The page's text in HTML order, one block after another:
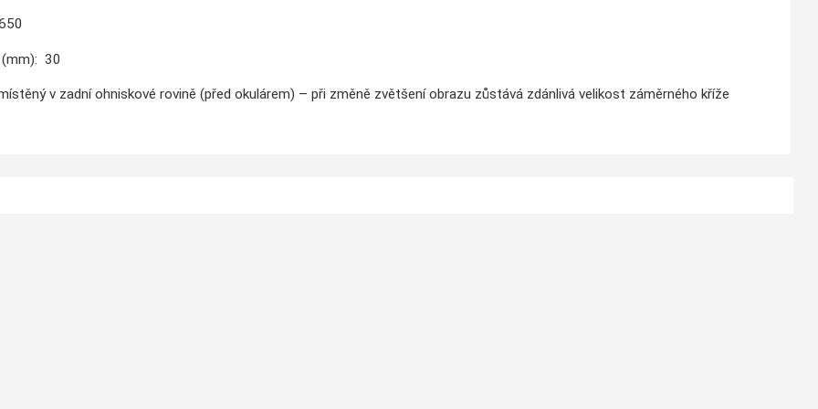
30
v zadní ohniskové rovině (před okulárem) – při změně zvětšení obrazu zůstává zdánlivá velikost záměrného kříže